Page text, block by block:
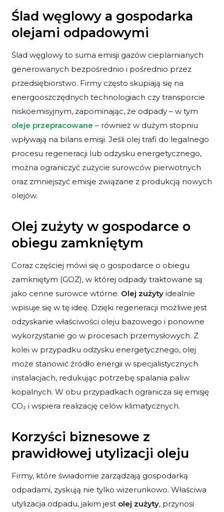
Ślad węglowy a gospodarka
olejami odpadowymi
Ślad węglowy to suma emisji gazów cieplarnianych
generowanych bezpośrednio i pośrednio przez
przedsiębiorstwo. Firmy często skupiają się na
energooszczędnych technologiach czy transporcie
niskoemisyjnym, zapominając, że odpady – w tym
oleje przepracowane – również w dużym stopniu
wpływają na bilans emisji. Jeśli olej trafi do legalnego
procesu regeneracji lub odzysku energetycznego,
można ograniczyć zużycie surowców pierwotnych
oraz zmniejszyć emisje związane z produkcją nowych
olejów.
Olej zużyty w gospodarce o
obiegu zamkniętym
Coraz częściej mówi się o gospodarce o obiegu
zamkniętym (GOZ), w której odpady traktowane są
jako cenne surowce wtórne. Olej zużytyidealnie
wpisuje się w tę ideę. Dzięki regeneracji możliwe jest
odzyskanie właściwości oleju bazowego i ponowne
wykorzystanie go w procesach przemysłowych. Z
kolei w przypadku odzysku energetycznego, olej
może stanowić źródło energii w specjalistycznych
instalacjach, redukując potrzebę spalania paliw
kopalnych. W obu przypadkach ogranicza się emisję
CO₂ i wspiera realizację celów klimatycznych.
Korzyści biznesowe z
prawidłowej utylizacji oleju
Firmy, które świadomie zarządzają gospodarką
odpadami, zyskują nie tylko wizerunkowo. Właściwa
utylizacja odpadu, jakim jest olej zużyty, przynosi